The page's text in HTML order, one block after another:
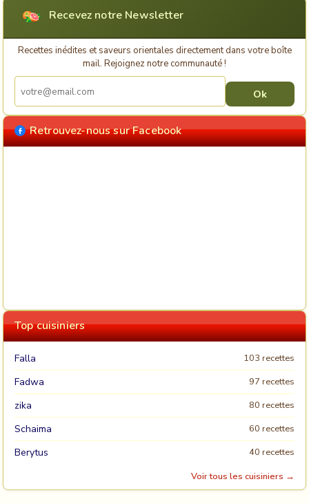
Recevez notre Newsletter
Recettes inédites et saveurs orientales directement dans votre boîte
mail. Rejoignez notre communauté !
Retrouvez-nous sur Facebook
Top cuisiniers
Falla 103 recettes
Fadwa 97 recettes
zika 80 recettes
Schaima 60 recettes
Berytus
40 recettes
Voir tous les cuisiniers →